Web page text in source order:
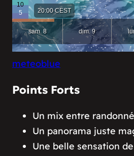
meteoblue
Points Forts
Un mix entre
Un panorama juste
Une belle sensation